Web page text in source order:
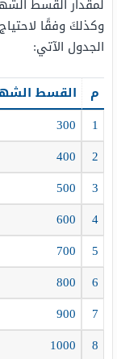
لمقدار القسط
وكذلكَ وفقًا
الجدول الآتي:
م القسط
1
300
2
400
3
500
4
600
5
700
6
800
7
900
8
1000